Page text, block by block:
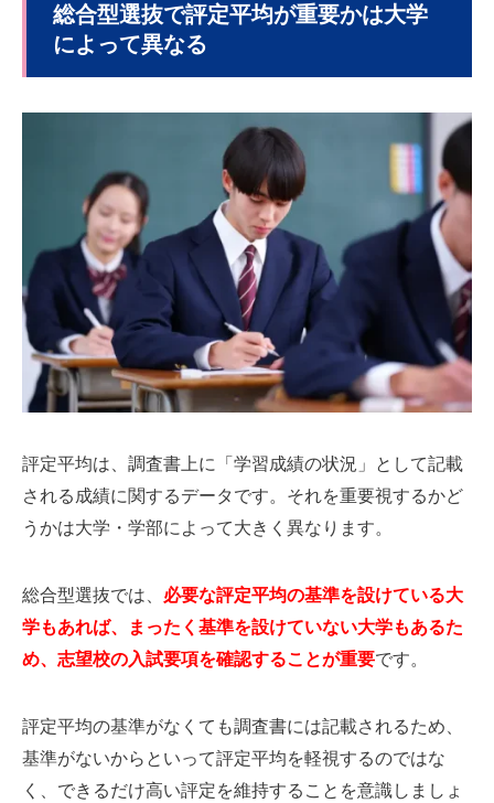
総合型選抜で評定平均が重要かは大学
によって異なる
評定平均は、調査書上に「学習成績の状況」として記載
される成績に関するデータです。それを重要視するかど
うかは大学・学部によって大きく異なります。
総合型選抜では、 必要な評定平均の基準を設けている大
学もあれば、まったく基準を設けていない大学もあるた
め、志望校の入試要項を確認することが重要です。
評定平均の基準がなくても調査書には記載されるため、
基準がないからといって評定平均を軽視するのではな
く、できるだけ高い評定を維持することを意識しましょ